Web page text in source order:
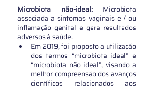
Microbiota não-ideal: Microbiota
associada a sintomas vaginais e / ou
inflamação genital e gera resultados
adversos à saúde.
Em 2019, foi proposto a utilização
dos termos “microbiota ideal” e
“microbiota não ideal”, visando a
melhor compreensão dos avanços